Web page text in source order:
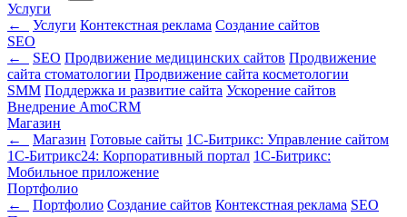
Услуги
←
Услуги Контекстная реклама Создание сайтов
SEO
←
SEO Продвижение медицинских сайтов Продвижение
сайта стоматологии Продвижение сайта косметологии
SMM Поддержка и развитие сайта Ускорение сайтов
Внедрение AmoCRM
Магазин
←
Магазин Готовые сайты 1С-Битрикс: Управление сайтом
1С-Битрикс24: Корпоративный портал 1С-Битрикс:
Мобильное приложение
Портфолио
←
Портфолио Создание сайтов Контекстная реклама SEO